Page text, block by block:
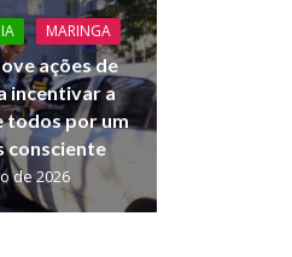
MARINGA
ações de
incentivar a
todos por um
consciente
de 2026